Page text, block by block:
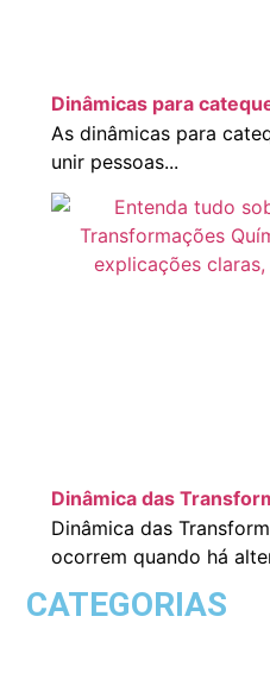
Dinâmicas para
As dinâmicas para
unir pessoas...
Dinâmica das
Dinâmica das
ocorrem quando há
CATEGORIAS